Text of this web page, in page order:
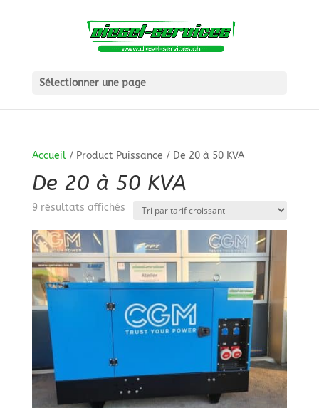
Sélectionner une page
Accueil/ Product Puissance / De 20 à 50 KVA
De 20 à 50 KVA
9 résultats affichésTrié
prix
croissant